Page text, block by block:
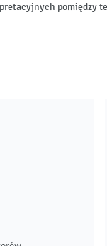
pomiędzy